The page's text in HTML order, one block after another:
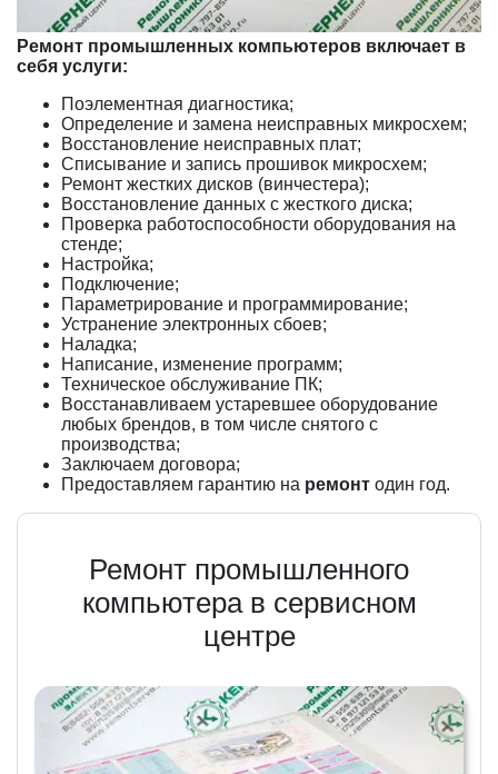
Ремонт промышленных компьютеров включает в
себя услуги:
Поэлементная диагностика;
Определение и замена неисправных микросхем;
Восстановление неисправных плат;
Списывание и запись прошивок микросхем;
Ремонт жестких дисков (винчестера);
Восстановление данных с жесткого диска;
Проверка работоспособности оборудования на
стенде;
Настройка;
Подключение;
Параметрирование и программирование;
Устранение электронных сбоев;
Наладка;
Написание, изменение программ;
Техническое обслуживание ПК;
Восстанавливаем устаревшее оборудование
любых брендов, в том числе снятого с
производства;
Заключаем договора;
Предоставляем гарантию на ремонт один год.
Ремонт промышленного
компьютера в сервисном
центре